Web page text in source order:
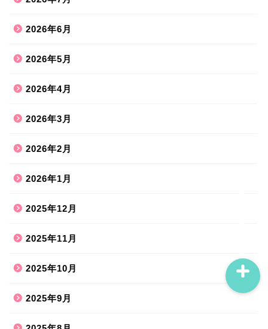
2026年6月
2026年5月
2026年4月
2026年3月
2026年2月
2026年1月
2025年12月
2025年11月
2025年10月
2025年9月